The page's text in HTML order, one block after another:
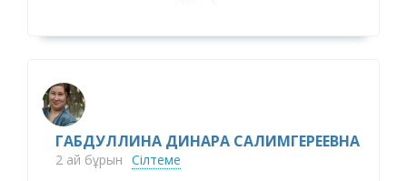
ГАБДУЛЛИНА ДИНАРА САЛИМГЕРЕЕВНА
2 ай бұрын Сілтеме